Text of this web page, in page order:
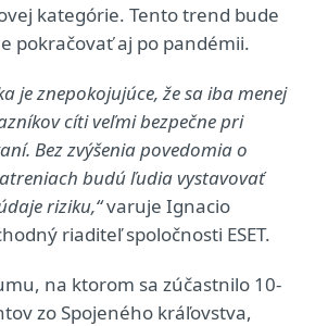
kategórie. Tento trend bude
pokračovať aj po pandémii.
je znepokojujúce, že sa iba menej
cíti veľmi bezpečne pri
Bez zvýšenia povedomia o
budú ľudia vystavovať
riziku,“varuje Ignacio
riaditeľ spoločnosti ESET.
na ktorom sa zúčastnilo 10-
zo Spojeného kráľovstva,